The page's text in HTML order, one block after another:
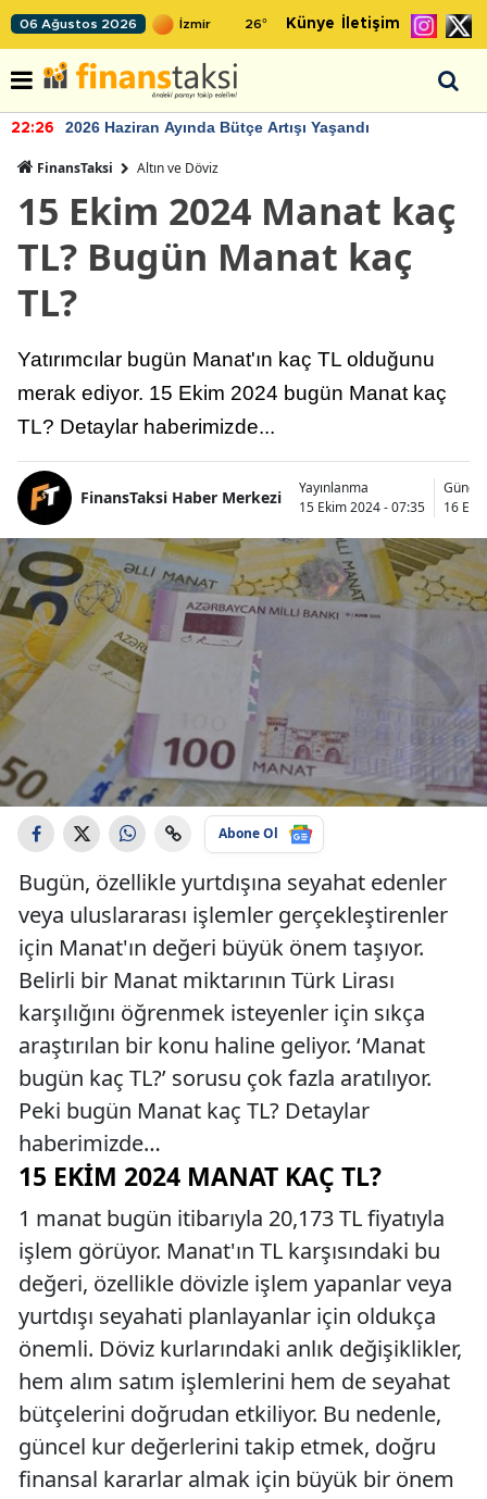
06 Ağustos 2026 26° Künye İletişim
22:26 2026 Haziran Ayında Bütçe Artışı Yaşandı
FinansTaksi Altın ve Döviz
15 Ekim 2024 Manat kaç
TL? Bugün Manat kaç
TL?
Yatırımcılar bugün Manat'ın kaç TL olduğunu
merak ediyor. 15 Ekim 2024 bugün Manat kaç
TL? Detaylar haberimizde...
FinansTaksi Haber Merkezi
Yayınlanma
15 Ekim 2024 - 07:35
16
Abone Ol
Bugün, özellikle yurtdışına seyahat edenler
veya uluslararası işlemler gerçekleştirenler
için Manat'ın değeri büyük önem taşıyor.
Belirli bir Manat miktarının Türk Lirası
karşılığını öğrenmek isteyenler için sıkça
araştırılan bir konu haline geliyor. ‘Manat
bugün kaç TL?’ sorusu çok fazla aratılıyor.
Peki bugün Manat kaç TL? Detaylar
haberimizde…
15 EKIM 2024 MANAT KAÇ TL?
1 manat bugün itibarıyla 20,173 TL fiyatıyla
işlem görüyor. Manat'ın TL karşısındaki bu
değeri, özellikle dövizle işlem yapanlar veya
yurtdışı seyahati planlayanlar için oldukça
önemli. Döviz kurlarındaki anlık değişiklikler,
hem alım satım işlemlerini hem de seyahat
bütçelerini doğrudan etkiliyor. Bu nedenle,
güncel kur değerlerini takip etmek, doğru
finansal kararlar almak için büyük bir önem